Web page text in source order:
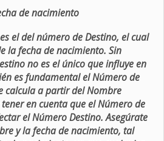
de nacimiento
el del número de Destino, el cual
la fecha de nacimiento. Sin
no es el único que influye en
es fundamental el Número de
calcula a partir del Nombre
en cuenta que el Número de
el Número Destino. Asegúrate
y la fecha de nacimiento, tal